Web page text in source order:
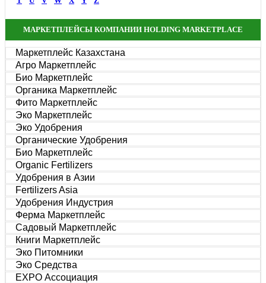
МАРКЕТПЛЕЙСЫ КОМПАНИИ HOLDING MARKETPLACE
Маркетплейс Казахстана
Агро Маркетплейс
Био Маркетплейс
Органика Маркетплейс
Фито Маркетплейс
Эко Маркетплейс
Эко Удобрения
Органические Удобрения
Био Маркетплейс
Organic Fertilizers
Удобрения в Азии
Fertilizers Asia
Удобрения Индустрия
Ферма Маркетплейс
Садовый Маркетплейс
Книги Маркетплейс
Эко Питомники
Эко Средства
EXPO Ассоциация